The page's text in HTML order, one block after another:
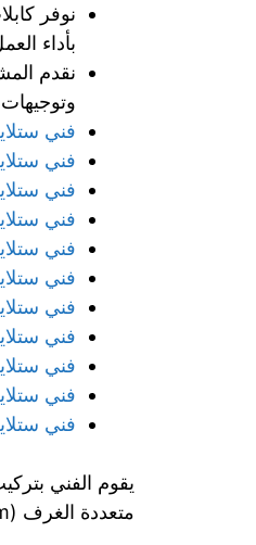
نوفر
بأداء
نقدم
فني
فني
فني
فني
فني
فني
فني
فني
فني
فني
فني
متعددة الغرف (Multi-Room) التي تسمح بمشاهدة قنوات مختلفة في غرف متعددة في المنزل.